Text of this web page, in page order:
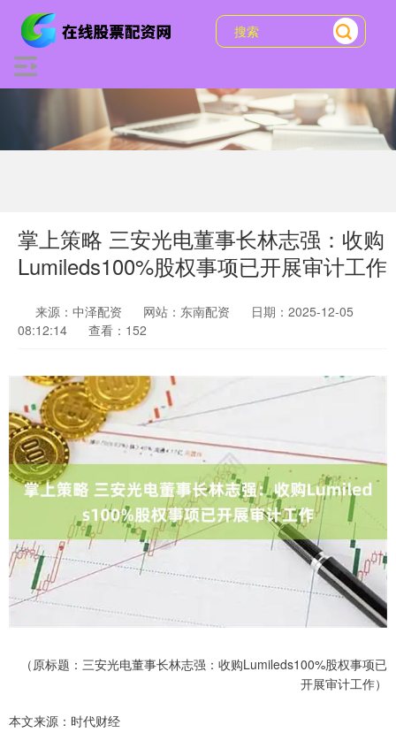
掌上策略 三安光电董事长林志强：收购
Lumileds100%股权事项已开展审计工作
来源：中泽配资 网站：东南配资
日期：2025-12-05
08:12:14
查看：152
（原标题：三安光电董事长林志强：收购Lumileds100%股权事项已
开展审计工作）
本文来源：时代财经